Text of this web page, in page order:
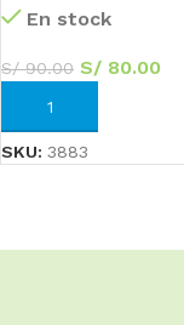
En stock
S/90.00 S/ 80.00
AÑADIR AL CARRITO
SKU: 3883